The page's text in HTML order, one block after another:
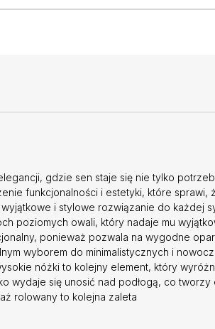
gdzie sen staje się nie tylko
funkcjonalności i estetyki, które sprawi,
i stylowe rozwiązanie do każdej
poziomych owali, który nadaje mu
ponieważ pozwala na wygodne
wyborem do minimalistycznych i
nóżki to kolejny element, który
wydaje się unosić nad podłogą, co
rolowany to kolejna zaleta